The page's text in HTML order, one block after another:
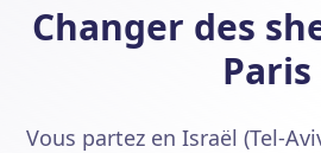
Changer des
Paris
Vous partez en Israël (Tel-